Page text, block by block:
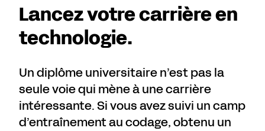
Lancez votre carrière en
technologie.
Un diplôme universitaire n’est pas la
seule voie qui mène à une carrière
intéressante. Si vous avez suivi un camp
d’entraînement au codage, obtenu un